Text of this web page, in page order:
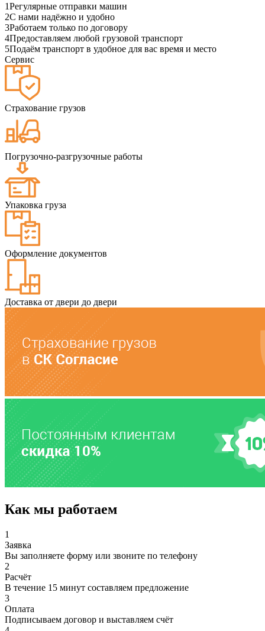
1Регулярные отправки машин
2С нами надёжно и удобно
3Работаем только по договору
4Предоставляем любой грузовой транспорт
5Подаём транспорт в удобное для вас время и место
Сервис
Страхование грузов
Погрузочно-разгрузочные работы
Упаковка груза
Оформление документов
Доставка от двери до двери
Как мы работаем
1
Заявка
Вы заполняете форму или звоните по телефону
2
Расчёт
В течение 15 минут составляем предложение
3
Оплата
Подписываем договор и выставляем счёт